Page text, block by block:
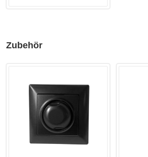
Zubehör